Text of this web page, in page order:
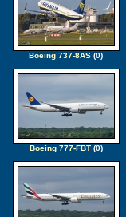
Boeing 737-8AS (0)
Boeing 777-FBT(0)